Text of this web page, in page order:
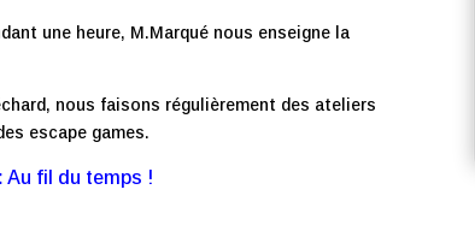
une heure, M.Marqué nous enseigne la
nous faisons régulièrement des ateliers
escape games.
Au fil du temps !